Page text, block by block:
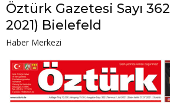
Öztürk Gazetesi Sayı
2021) Bielefeld
Haber Merkezi